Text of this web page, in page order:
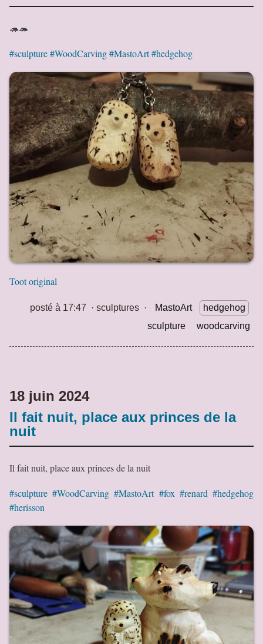
🦔🦔
#sculpture#WoodCarving#MastoArt#hedgehog
Toot original
posté à 17:47 · sculptures· MastoArt
hedgehog
sculpture
woodcarving
18 juin 2024
Il fait nuit, place aux princes de la
nuit
Il fait nuit, place aux princes de la nuit
#sculpture #WoodCarving #MastoArt #fox #renard #hedgehog
#herisson